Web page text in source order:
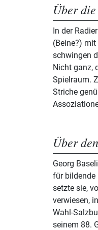
Über
In der
(Beine?)
schwingen
Nicht ganz,
Spielraum.
Striche
Über
Georg
für bildende
setzte sie,
verwiesen,
Wahl-
seinem 88.